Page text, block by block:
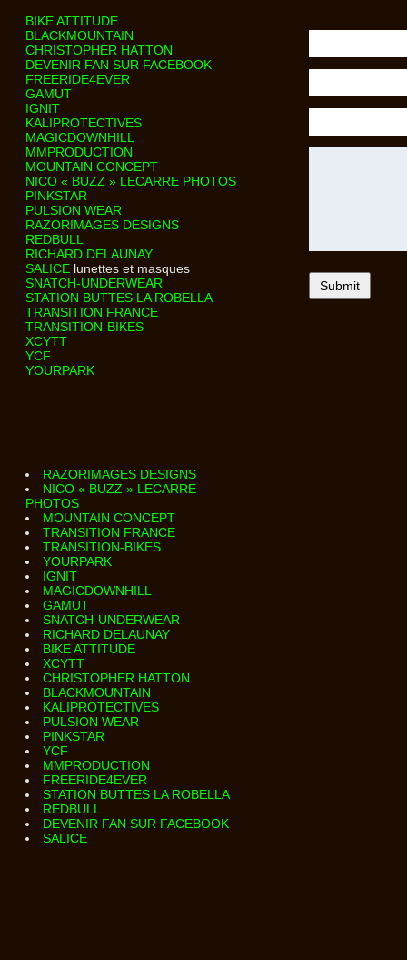
BIKE ATTITUDE
BLACKMOUNTAIN
CHRISTOPHER HATTON
DEVENIR FAN SUR FACEBOOK
FREERIDE4EVER
GAMUT
IGNIT
KALIPROTECTIVES
MAGICDOWNHILL
MMPRODUCTION
MOUNTAIN CONCEPT
NICO « BUZZ » LECARRE PHOTOS
PINKSTAR
PULSION WEAR
RAZORIMAGES DESIGNS
REDBULL
RICHARD DELAUNAY
SALICE lunettes et masques
SNATCH-UNDERWEAR
STATION BUTTES LA ROBELLA
TRANSITION FRANCE
TRANSITION-BIKES
XCYTT
YCF
YOURPARK
RAZORIMAGES DESIGNS
NICO « BUZZ » LECARRE
PHOTOS
MOUNTAIN CONCEPT
TRANSITION FRANCE
TRANSITION-BIKES
YOURPARK
IGNIT
MAGICDOWNHILL
GAMUT
SNATCH-UNDERWEAR
RICHARD DELAUNAY
BIKE ATTITUDE
XCYTT
CHRISTOPHER HATTON
BLACKMOUNTAIN
KALIPROTECTIVES
PULSION WEAR
PINKSTAR
YCF
MMPRODUCTION
FREERIDE4EVER
STATION BUTTES LA ROBELLA
REDBULL
DEVENIR FAN SUR FACEBOOK
SALICE